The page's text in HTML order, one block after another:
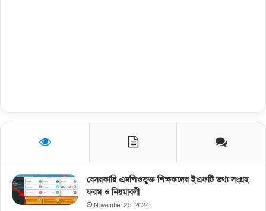
বেসরকারি এমপিওভুক্ত শিক্ষকদের ইএফটি তথ্য সংগ্রহ
ফরম ও নিয়মাবলী
November 25, 2024